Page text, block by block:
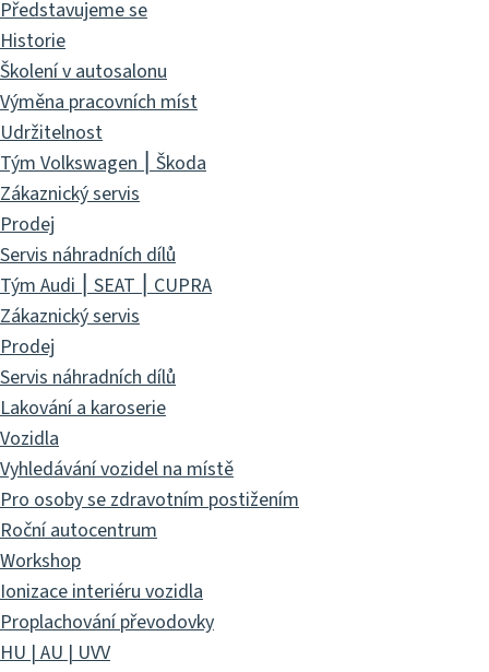
Představujeme se
Historie
Školení v autosalonu
Výměna pracovních míst
Udržitelnost
Tým Volkswagen ⎮ Škoda
Zákaznický servis
Prodej
Servis náhradních dílů
Tým Audi ⎮ SEAT ⎮ CUPRA
Zákaznický servis
Prodej
Servis náhradních dílů
Lakování a karoserie
Vozidla
Vyhledávání vozidel na místě
Pro osoby se zdravotním postižením
Roční autocentrum
Workshop
Ionizace interiéru vozidla
Proplachování převodovky
HU | AU | UVV